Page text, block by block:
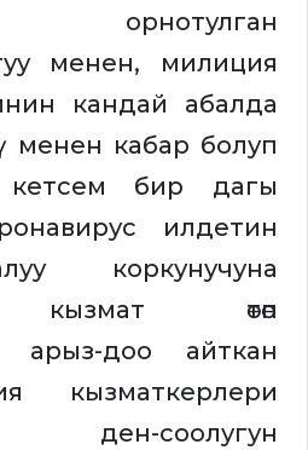
орнотулган
менен, милиция
кандай абалда
менен кабар болуп
кетсем бир дагы
илдетин
коркунучуна
кызмат өтөп
арыз-доо айткан
кызматкерлери
ден-соолугун